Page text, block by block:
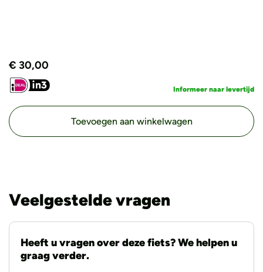
€ 30,00
Informeer naar levertijd
Toevoegen aan winkelwagen
Veelgestelde vragen
Heeft u vragen over deze fiets? We helpen u
graag verder.